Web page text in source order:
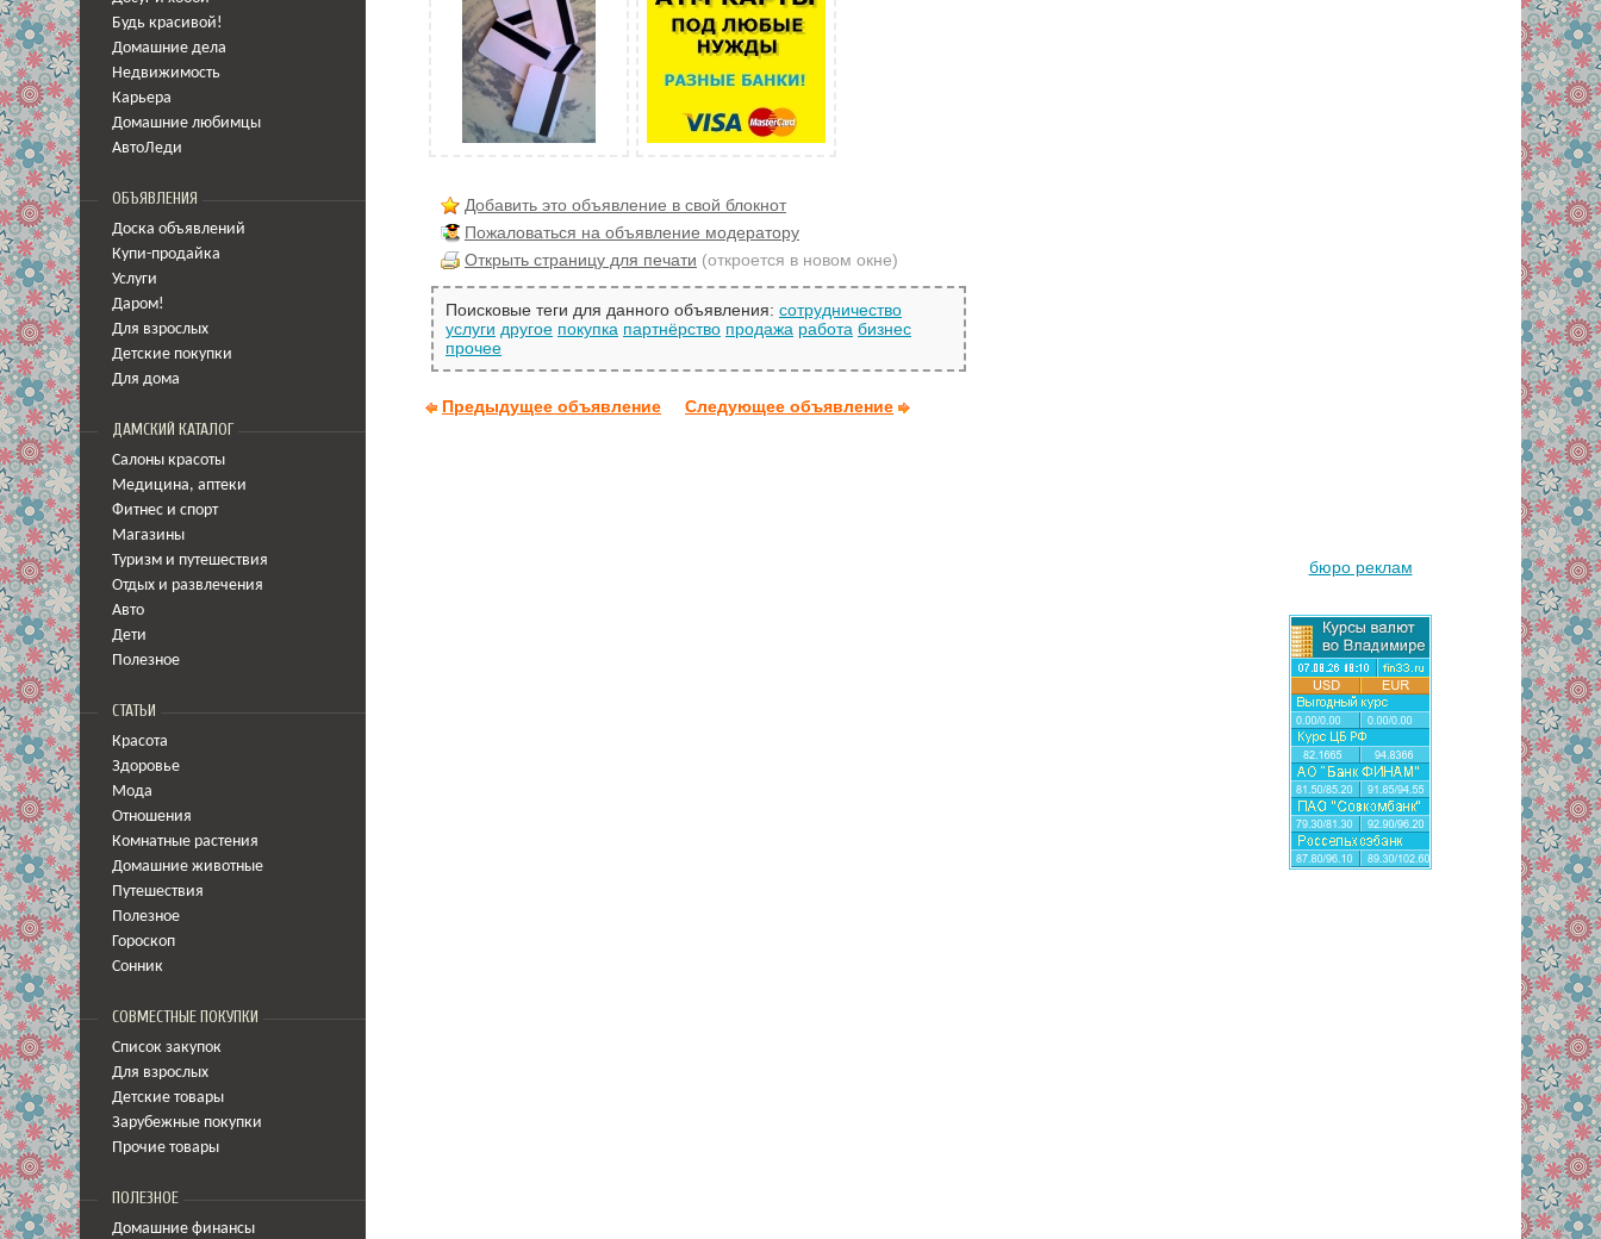
Будь красивой!
Домашние дела
Недвижимость
Карьера
Домашние любимцы
АвтоЛеди
ОБЪЯВЛЕНИЯ
Доска объявлений
Купи-продайка
Услуги
Даром!
Для взрослых
Детские покупки
Для дома
ДАМСКИЙ КАТАЛОГ
Салоны красоты
Медицина, аптеки
Фитнес и спорт
Магазины
Туризм и путешествия
Отдых и развлечения
Авто
Дети
Полезное
СТАТЬИ
Красота
Здоровье
Мода
Отношения
Комнатные растения
Домашние животные
Путешествия
Полезное
Гороскоп
Сонник
СОВМЕСТНЫЕ ПОКУПКИ
Список закупок
Для взрослых
Детские товары
Зарубежные покупки
Прочие товары
ПОЛЕЗНОЕ
Домашние финансы
Добавить это объявление в свой блокнот
Пожаловаться на объявление модератору
Открыть страницу для печати (откроется в новом окне)
Поисковые теги для данного объявления: сотрудничество
услуги другое покупка партнёрство продажа работа бизнес
прочее
Предыдущее объявление Следующее объявление
бюро реклам